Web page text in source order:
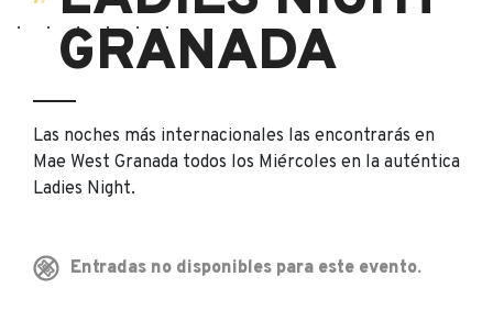
GRANADA
Las noches más internacionales las encontrarás en
Mae West Granada todos los Miércoles en la auténtica
Ladies Night.
Entradas no disponibles para este evento.